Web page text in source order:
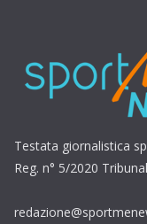
Testata giornalistica
Reg. n° 5/2020